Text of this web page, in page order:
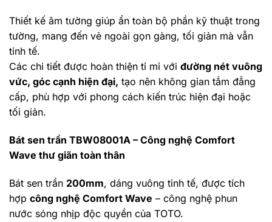
Thiết kế âm tường giúp ẩn toàn bộ phần kỹ thuật trong
tường, mang đến vẻ ngoài gọn gàng, tối giản mà vẫn
tinh tế.
Các chi tiết được hoàn thiện tỉ mỉ với đường nét vuông
vức, góc cạnh hiện đại, tạo nên không gian tắm đẳng
cấp, phù hợp với phong cách kiến trúc hiện đại hoặc
tối giản.
Bát sen trần TBW08001A – Công nghệ Comfort
Wave thư giãn toàn thân
Bát sen trần 200mm, dáng vuông tinh tế, được tích
hợp công nghệ Comfort Wave – công nghệ phun
nước sóng nhịp độc quyền của TOTO.